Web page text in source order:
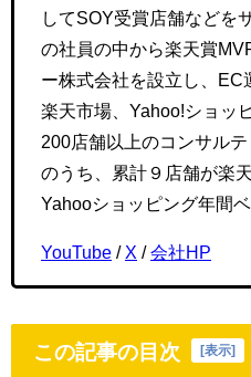
してSOY受賞店舗などを
の社員の中から楽天賞
ー株式会社を設立し、EC
楽天市場、Yahoo!ショッ
200店舗以上のコンサル
のうち、累計９店舗が楽
Yahooショッピング年間
YouTube / X /会社HP
この記事の目次 [表示]